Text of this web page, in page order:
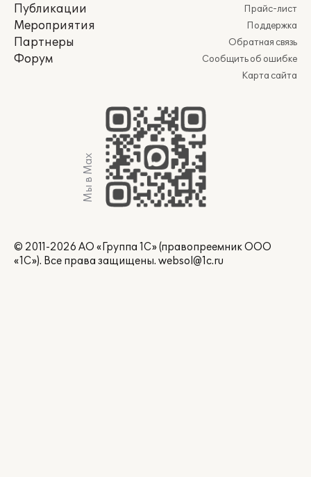
Публикации
Мероприятия
Партнеры
Форум
Прайс-лист
Поддержка
Обратная связь
Сообщить об ошибке
Карта сайта
Мы в Max
© 2011-2026 АО «Группа 1С» (правопреемник ООО
«1С»). Все права защищены. websol@1c.ru